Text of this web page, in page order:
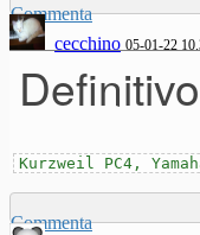
Commenta
cecchino 05-01-22
Kurzweil PC4,
Commenta